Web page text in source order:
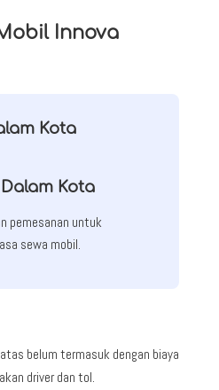
Innova
Kota
Kota
pemesanan untuk
sewa mobil.
belum termasuk dengan biaya
driver dan tol.